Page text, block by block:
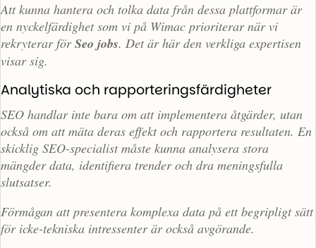
Att kunna hantera och tolka data från dessa plattformar är
en nyckelfärdighet som vi på Wimac prioriterar när vi
rekryterar förSeo jobs. Det är här den verkliga expertisen
visar sig.
Analytiska och rapporteringsfärdigheter
SEO handlar inte bara om att implementera åtgärder, utan
också om att mäta deras effekt och rapportera resultaten. En
skicklig SEO-specialist måste kunna analysera stora
mängder data, identifiera trender och dra meningsfulla
slutsatser.
Förmågan att presentera komplexa data på ett begripligt sätt
för icke-tekniska intressenter är också avgörande.